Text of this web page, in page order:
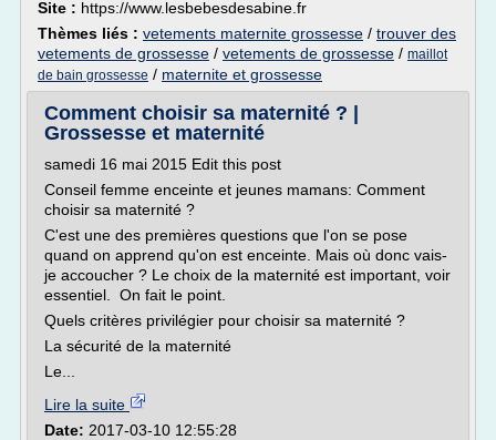
Site : https://www.lesbebesdesabine.fr
Thèmes liés : vetements maternite grossesse / trouver des
vetements de grossesse / vetements de grossesse / maillot
de bain grossesse / maternite et grossesse
Comment choisir sa maternité ? |
Grossesse et maternité
samedi 16 mai 2015 Edit this post
Conseil femme enceinte et jeunes mamans: Comment
choisir sa maternité ?
C'est une des premières questions que l'on se pose
quand on apprend qu'on est enceinte. Mais où donc vais-
je accoucher ? Le choix de la maternité est important, voir
essentiel. On fait le point.
Quels critères privilégier pour choisir sa maternité ?
La sécurité de la maternité
Le...
Lire la suite
Date: 2017-03-10 12:55:28